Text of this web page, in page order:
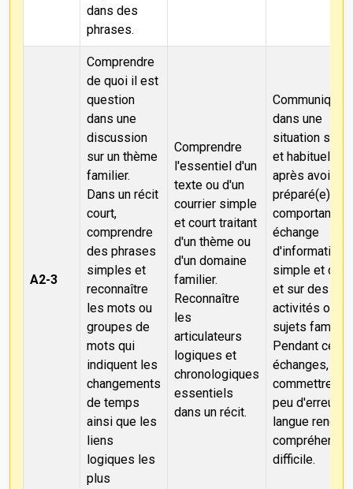
dans des
phrases.
A2-3
Comprendre
de quoi il est
question
dans une
discussion
sur un thème
familier.
Dans un récit
court,
comprendre
des phrases
simples et
reconnaître
les mots ou
groupes de
mots qui
indiquent les
changements
de temps
ainsi que les
liens
logiques les
plus
Comprendre
l'essentiel d'un
texte ou d'un
courrier simple
et court traitant
d'un thème ou
d'un domaine
familier.
Reconnaître
les
articulateurs
logiques et
chronologiques
essentiels
dans un récit.
Communiquer
dans une
situation
et habituelle,
après avoir
préparé(e), ne
comportant
échange
d'informations
simple et
et sur des
activités ou
sujets
Pendant ces
échanges, ne
commettre
peu d'erreurs
langue
difficile.